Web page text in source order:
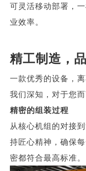
可灵活移动部署，
业效率。
精工制造，
一款优秀的设备，
我们深知，对于您
精密的组装过程
从核心机组的对接
持匠心精神，确保
密都符合最高标准。